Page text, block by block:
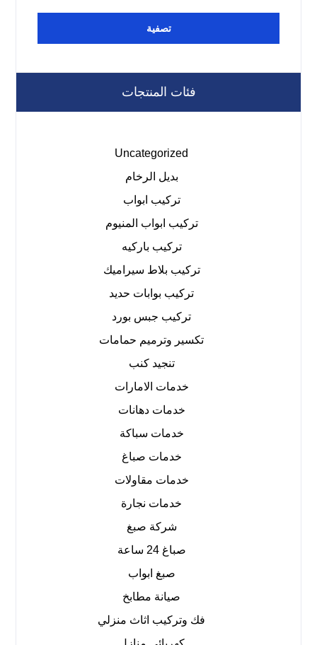
تصفية
فئات المنتجات
Uncategorized
بديل الرخام
تركيب ابواب
تركيب ابواب المنيوم
تركيب باركيه
تركيب بلاط سيراميك
تركيب بوابات حديد
تركيب جبس بورد
تكسير وترميم حمامات
تنجيد كنب
خدمات الامارات
خدمات دهانات
خدمات سباكة
خدمات صباغ
خدمات مقاولات
خدمات نجارة
شركة صبغ
صباغ 24 ساعة
صبغ ابواب
صيانة مطابخ
فك وتركيب اثاث منزلي